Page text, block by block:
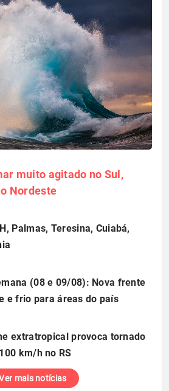
muito agitado no Sul,
Nordeste
Palmas, Teresina, Cuiabá,
(08 e 09/08): Nova frente
e frio para áreas do país
extratropical provoca tornado
km/h no RS
mais notícias